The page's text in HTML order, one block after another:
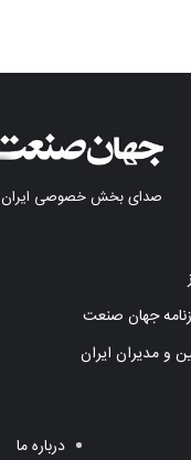
صدای بخش خصوصی ایران
جهان صنعت
و مدیران ایران
درباره ما